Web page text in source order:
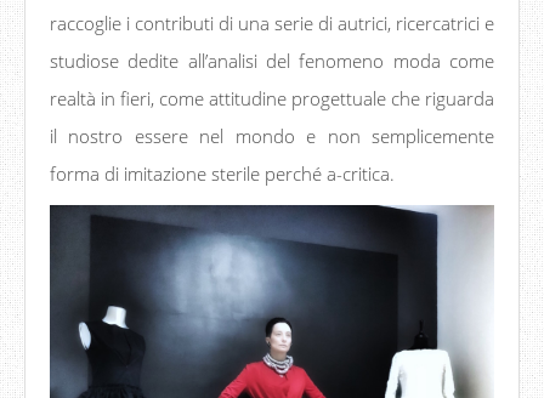
raccoglie i contributi di una serie di autrici, ricercatrici e
studiose dedite all’analisi del fenomeno moda come
realtà in fieri, come attitudine progettuale che riguarda
il nostro essere nel mondo e non semplicemente
forma di imitazione sterile perché a-critica.